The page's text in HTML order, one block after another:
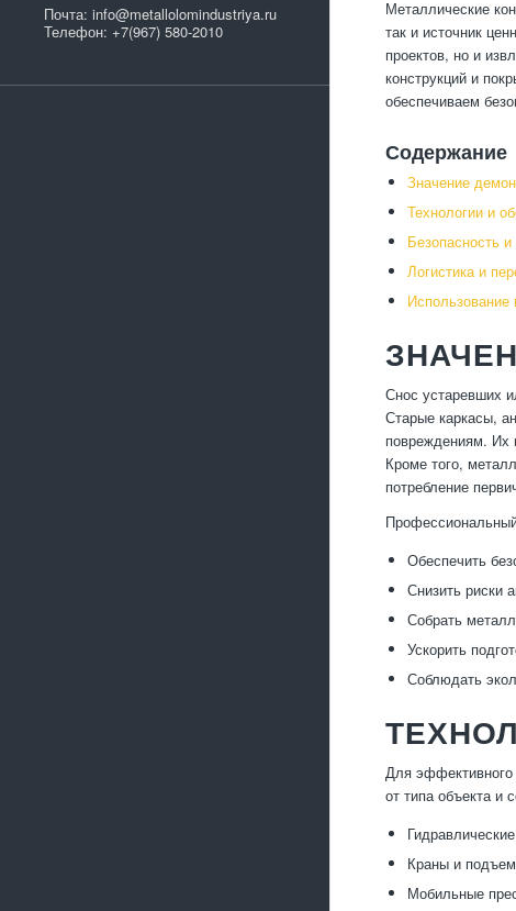
Почта: info@metallolomindustriya.ru
Телефон: +7(967) 580-2010
Металлические
так и источник
проектов, но и
конструкций и
обеспечиваем
Содержание
Значение
Технологии и
Безопасность
Логистика и
Использование
Снос устаревших
Старые каркасы,
повреждениям. Их
Кроме того,
потребление
Обеспечить
Снизить риски
Собрать
Ускорить
Соблюдать
Для эффективного
от типа объекта и
Краны и
Мобильные